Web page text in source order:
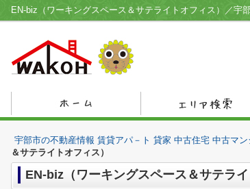
宇部市の不動産情報 賃貸アパ－ト 貸家 中古住宅 中古マ
＆サテライトオフィス）
EN-biz（ワーキングスペース＆サテライ